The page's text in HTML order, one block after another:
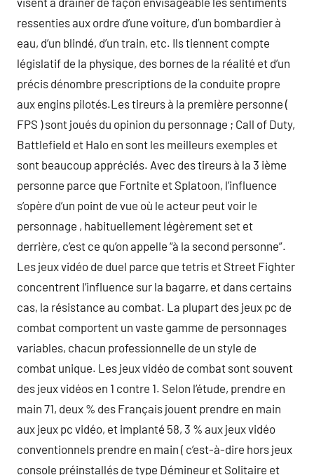
ressenties aux ordre d’une voiture, d’un bombardier à
eau, d’un blindé, d’un train, etc. Ils tiennent compte
législatif de la physique, des bornes de la réalité et d’un
précis dénombre prescriptions de la conduite propre
aux engins pilotés.Les tireurs à la première personne (
FPS ) sont joués du opinion du personnage ; Call of Duty,
Battlefield et Halo en sont les meilleurs exemples et
sont beaucoup appréciés. Avec des tireurs à la 3 ième
personne parce que Fortnite et Splatoon, l’influence
s’opère d’un point de vue où le acteur peut voir le
personnage , habituellement légèrement set et
derrière, c’est ce qu’on appelle “à la second personne”.
Les jeux vidéo de duel parce que tetris et Street Fighter
concentrent l’influence sur la bagarre, et dans certains
cas, la résistance au combat. La plupart des jeux pc de
combat comportent un vaste gamme de personnages
variables, chacun professionnelle de un style de
combat unique. Les jeux vidéo de combat sont souvent
des jeux vidéos en 1 contre 1. Selon l’étude, prendre en
main 71, deux % des Français jouent prendre en main
aux jeux pc vidéo, et implanté 58, 3 % aux jeux vidéo
conventionnels prendre en main ( c’est-à-dire hors jeux
console préinstallés de type Démineur et Solitaire et